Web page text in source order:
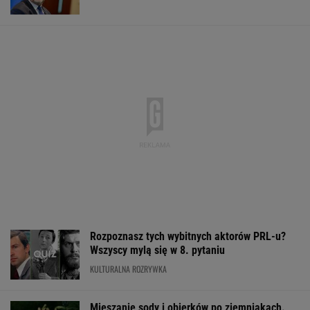
Rozpoznasz tych wybitnych aktorów PRL-u?
Wszyscy mylą się w 8. pytaniu
KULTURALNA ROZRYWKA